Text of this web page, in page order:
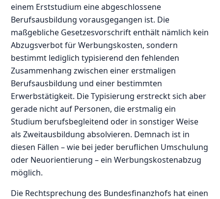
einem Erststudium eine abgeschlossene
Berufsausbildung vorausgegangen ist. Die
maßgebliche Gesetzesvorschrift enthält nämlich kein
Abzugsverbot für Werbungskosten, sondern
bestimmt lediglich typisierend den fehlenden
Zusammenhang zwischen einer erstmaligen
Berufsausbildung und einer bestimmten
Erwerbstätigkeit. Die Typisierung erstreckt sich aber
gerade nicht auf Personen, die erstmalig ein
Studium berufsbegleitend oder in sonstiger Weise
als Zweitausbildung absolvieren. Demnach ist in
diesen Fällen – wie bei jeder beruflichen Umschulung
oder Neuorientierung – ein Werbungskostenabzug
möglich.
Die Rechtsprechung des Bundesfinanzhofs hat einen